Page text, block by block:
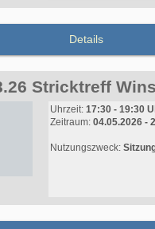
Details
Stricktreff
Uhrzeit: 17:30 - 19:30
Zeitraum: 04.05.2026 -
Nutzungszweck: